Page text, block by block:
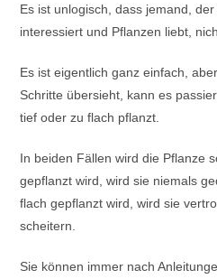
Es ist unlogisch, dass jemand,
interessiert und Pflanzen liebt,
Es ist eigentlich ganz einfach,
Schritte übersieht, kann es
tief oder zu flach pflanzt.
In beiden Fällen wird die Pflanze
gepflanzt wird, wird sie niemals
flach gepflanzt wird, wird sie
scheitern.
Sie können immer nach